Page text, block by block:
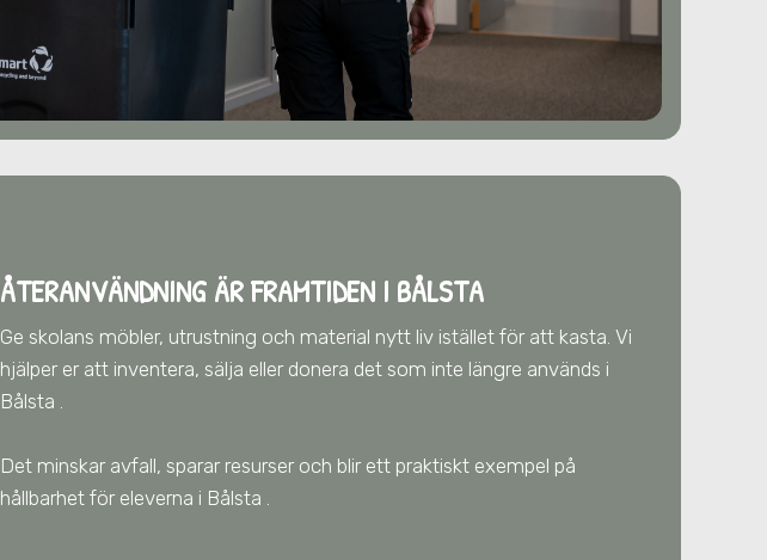
ÅTERANVÄNDNING ÄR FRAMTIDEN I BÅLSTA
Ge skolans möbler, utrustning och material nytt liv istället för att kasta. Vi
hjälper er att inventera, sälja eller donera det som inte längre används i
Bålsta
Det minskar avfall, sparar resurser och blir ett praktiskt exempel på
hållbarhet för eleverna i Bålsta